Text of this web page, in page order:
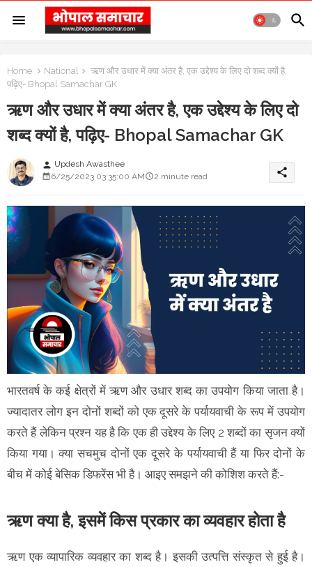
Home National
ऋण और उधार में क्या अंतर है, एक उद्देश्य के लिए दो शब्द क्यों है,
पढ़िए- Bhopal Samachar GK
ऋण और उधार में क्या अंतर है, एक उद्देश्य के लिए दो
शब्द क्यों है, पढ़िए- Bhopal Samachar GK
person Updesh Awasthee
6/25/2023 03:35:00 AM
2 minute read share
भारतवर्ष के कई क्षेत्रों में ऋण और उधार शब्द का उपयोग किया जाता है।
ज्यादातर लोग इन दोनों शब्दों को एक दूसरे के पर्यायवाची के रूप में उपयोग
करते हैं लेकिन प्रश्न यह है कि एक ही उद्देश्य के लिए 2 शब्दों का सृजन क्यों
किया गया। क्या सचमुच दोनों एक दूसरे के पर्यायवाची हैं या फिर दोनों के
बीच में कोई बेसिक डिफरेंस भी है। आइए समझने की कोशिश करते हैं:-
ऋण क्या है, इसमें किस प्रकार का व्यवहार होता है
ऋण एक व्यापारिक व्यवहार का शब्द है। इसकी उत्पत्ति संस्कृत से हुई है।